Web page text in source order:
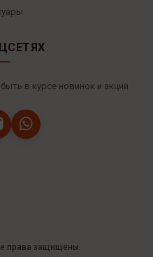
в курсе новинок и акций
права защищены.